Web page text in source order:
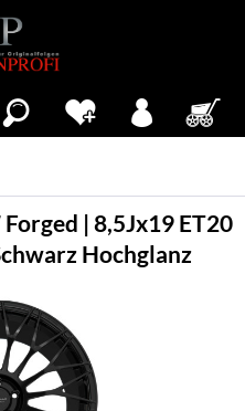
| 8,5Jx19 ET20
Hochglanz